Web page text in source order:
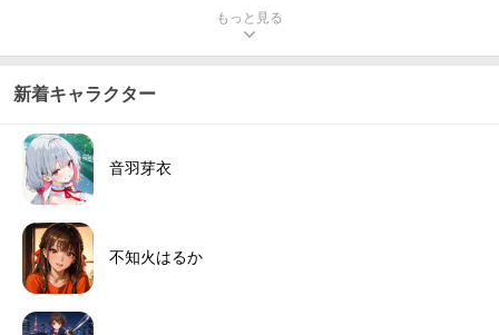
もっと見る
新着キャラクター
音羽芽衣
不知火はるか